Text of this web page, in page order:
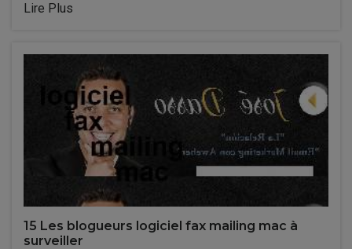
Lire Plus
15 Les blogueurs logiciel fax mailing mac à
surveiller